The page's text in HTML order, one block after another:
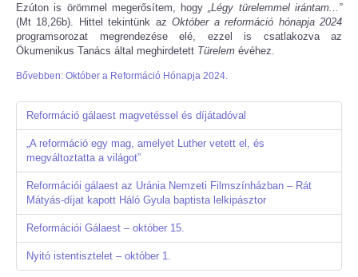
Ezúton is örömmel megerősítem, hogy „Légy türelemmel irántam...”
(Mt 18,26b). Hittel tekintünk azOktóber a reformáció hónapja 2024
programsorozat megrendezése elé, ezzel is csatlakozva az
Ökumenikus Tanács által meghirdetett Türelem évéhez.
Bővebben: Október a Reformáció Hónapja 2024.
Reformáció gálaest magvetéssel és díjátadóval
„A reformáció egy mag, amelyet Luther vetett el, és
megváltoztatta a világot”
Reformációi gálaest az Uránia Nemzeti Filmszínházban – Rát
Mátyás-díjat kapott Háló Gyula baptista lelkipásztor
Reformációi Gálaest – október 15.
Nyitó istentisztelet – október 1.